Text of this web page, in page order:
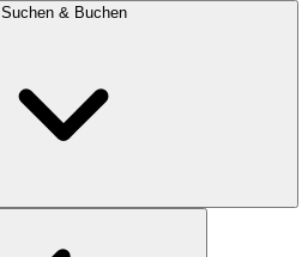
Suchen & Buchen